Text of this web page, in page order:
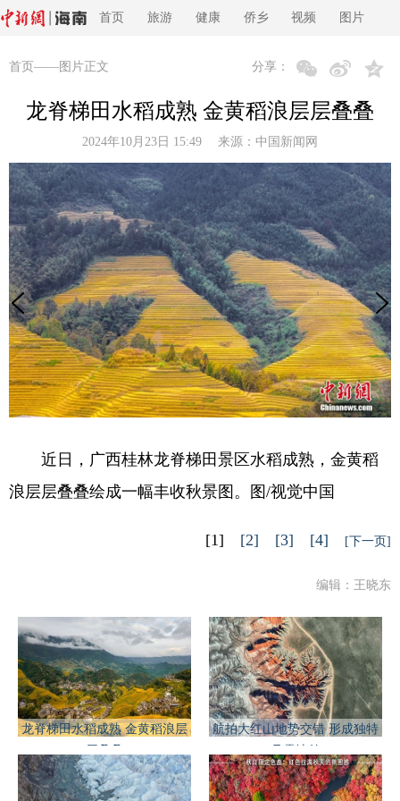
首页 旅游 健康 侨乡 视频 图片
首页 ——图片正文 分享：
龙脊梯田水稻成熟 金黄稻浪层层叠叠
2024年10月23日 15:49 来源： 中国新闻网
近日，广西桂林龙脊梯田景区水稻成熟，金黄稻
浪层层叠叠绘成一幅丰收秋景图。图/视觉中国
[1] [2] [3] [4] [下一页]
编辑：王晓东
龙脊梯田水稻成熟 金黄稻浪层
航拍大红山地势交错 形成独特